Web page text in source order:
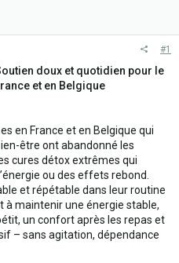
#1
doux et quotidien pour le
et en Belgique
en France et en Belgique qui
être ont abandonné les
cures détox extrêmes qui
ou des effets rebond.
et répétable dans leur routine
maintenir une énergie stable,
un confort après les repas et
– sans agitation, dépendance